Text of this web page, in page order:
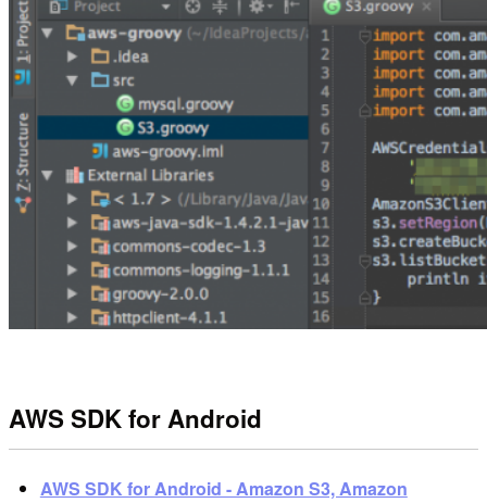
AWS SDK for Android
AWS SDK for Android - Amazon S3, Amazon